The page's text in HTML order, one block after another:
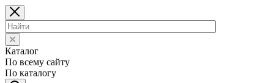
Каталог
По всему сайту
По каталогу